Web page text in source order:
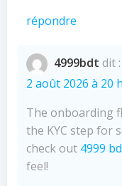
répondre
4999bdt dit :
2 août 2026 à 20
The onboarding
the KYC step for
check out 4999
feel!